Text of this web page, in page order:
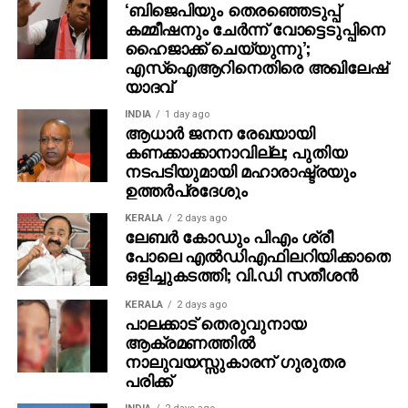
അദ്ദേഹത്തെ കേള്‍ക്കാനും ഏത് തിരക്കിനിടയിലും
സമയം കണ്ടത്തിയിരുന്നു
പത്മഭൂഷണ്‍, ജ്ഞാനപീഠം, എഴുത്തച്ഛന്‍ പുരസ്‌കാരം,
ജെ സി ഡാനിയേല്‍ പുരസ്‌കാരം, പ്രഥമ കേരള
ജ്യോതി പുരസ്‌കാരം, കേരള നിയമസഭ പുരസ്‌കാരം
തുടങ്ങി പുരസ്‌കാരങ്ങളുടെ നിറവ്’എം ടി’ എന്ന
രണ്ടക്ഷരത്തെ മലയാള സാഹിത്യ നഭസ്സില്‍
അനശ്വരനാക്കി നിര്‍ത്തി. സാധാരണക്കാരുടെ
ജീവിതയാത്രകളെയും വേദനകളെയും തന്‍മയത്വം
ചോരാതെ മലയാളി ആസ്വദിച്ചു വായിച്ചു. പ്രവാസ
ലോകത്തെ ജീവിതത്തിരക്കുകളിലേക്ക് പോവേണ്ടി
വന്നപ്പോഴും മനസ്സിന്റെ ഒരു കോണില്‍ എം.ടിയുടെ
ലോകങ്ങള്‍ എന്നും നിറഞ്ഞു നിന്നു.
പ്രവാസികളുമായി അദ്ദേഹം വലിയ ബന്ധം
പുലര്‍ത്തിയിരുന്നു. വിവിധ കാലങ്ങളില്‍ അദ്ദേഹവും
മരുഭൂമിയിലെ മരുപ്പച്ചയില്‍ ജീവിതപ്പച്ച തേടെയെത്തിയ
മലയാള സമൂഹത്തെ
‘ബിജെപിയും തെരഞ്ഞെടുപ്പ്
കമ്മീഷനും ചേർന്ന് വോട്ടെടുപ്പിനെ
ഹൈജാക്ക് ചെയ്യുന്നു’;
എസ്ഐആറിനെതിരെ അഖിലേഷ്
യാദവ്
INDIA 1 day ago
ആധാർ ജനന രേഖയായി
കണക്കാക്കാനാവില്ല; പുതിയ
നടപടിയുമായി മഹാരാഷ്ട്രയും
ഉത്തർപ്രദേശും
KERALA 2 days ago
ലേബര്‍ കോഡും പിഎം ശ്രീ
പോലെ എല്‍ഡിഎഫിലറിയിക്കാതെ
ഒളിച്ചുകടത്തി; വി.ഡി സതീശന്‍
KERALA 2 days ago
പാലക്കാട് തെരുവുനായ
ആക്രമണത്തില്‍
നാലുവയസ്സുകാരന് ഗുരുതര
പരിക്ക്